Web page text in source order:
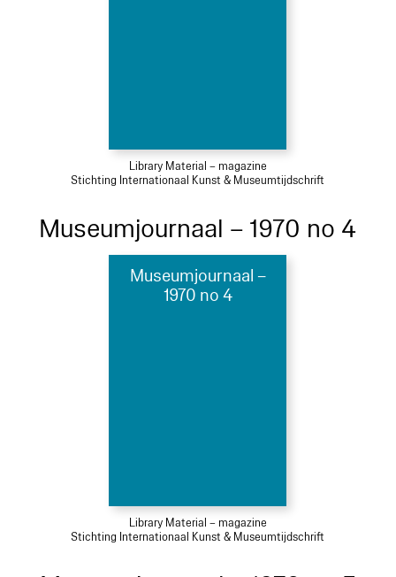
Library Material – magazine
Stichting Internationaal Kunst & Museumtijdschrift
Museumjournaal – 1970 no 4
Museumjournaal –
1970 no 4
Library Material – magazine
Stichting Internationaal Kunst & Museumtijdschrift